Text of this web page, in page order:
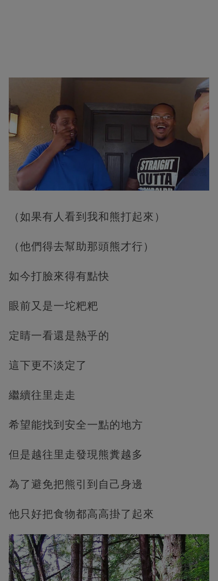
（如果有人看到我和熊打起來）
（他們得去幫助那頭熊才行）
如今打臉來得有點快
眼前又是一坨粑粑
定睛一看還是熱乎的
這下更不淡定了
繼續往里走走
希望能找到安全一點的地方
但是越往里走發現熊糞越多
為了避免把熊引到自己身邊
他只好把食物都高高掛了起來